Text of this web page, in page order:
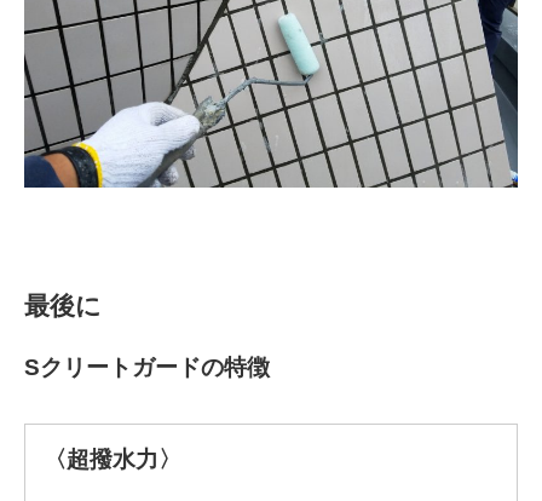
最後に
Sクリートガードの特徴
〈超撥水力〉